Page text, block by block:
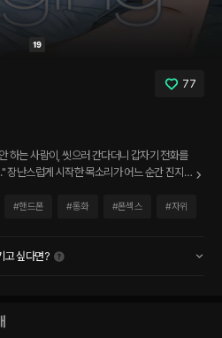
77
하는 사람이, 씻으러 간다더니 갑자기 전화를
장난스럽게 시작한 목소리가 어느 순간 진지해
#핸드폰 #통화 #폰섹스 #자위
고 싶다면?